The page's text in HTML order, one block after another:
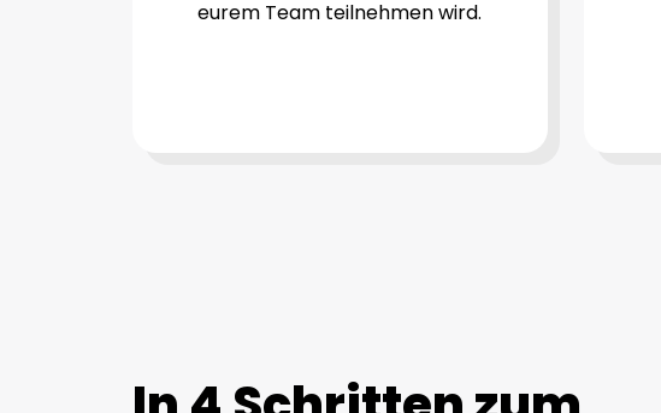
eurem Team teilnehmen wird.